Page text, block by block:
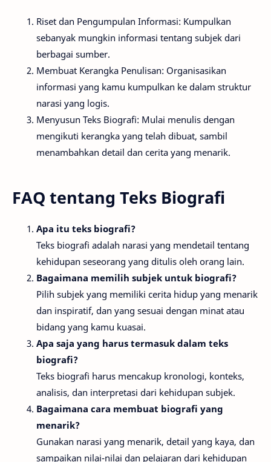
Riset dan Pengumpulan Informasi: Kumpulkan
sebanyak mungkin informasi tentang subjek dari
berbagai sumber.
Membuat Kerangka Penulisan: Organisasikan
informasi yang kamu kumpulkan ke dalam struktur
narasi yang logis.
Menyusun Teks Biografi: Mulai menulis dengan
mengikuti kerangka yang telah dibuat, sambil
menambahkan detail dan cerita yang menarik.
FAQ tentang Teks Biografi
Apa itu teks biografi?
Teks biografi adalah narasi yang mendetail tentang
kehidupan seseorang yang ditulis oleh orang lain.
Bagaimana memilih subjek untuk biografi?
Pilih subjek yang memiliki cerita hidup yang menarik
dan inspiratif, dan yang sesuai dengan minat atau
bidang yang kamu kuasai.
Apa saja yang harus termasuk dalam teks
biografi?
Teks biografi harus mencakup kronologi, konteks,
analisis, dan interpretasi dari kehidupan subjek.
Bagaimana cara membuat biografi yang
menarik?
Gunakan narasi yang menarik, detail yang kaya, dan
sampaikan nilai-nilai dan pelajaran dari kehidupan